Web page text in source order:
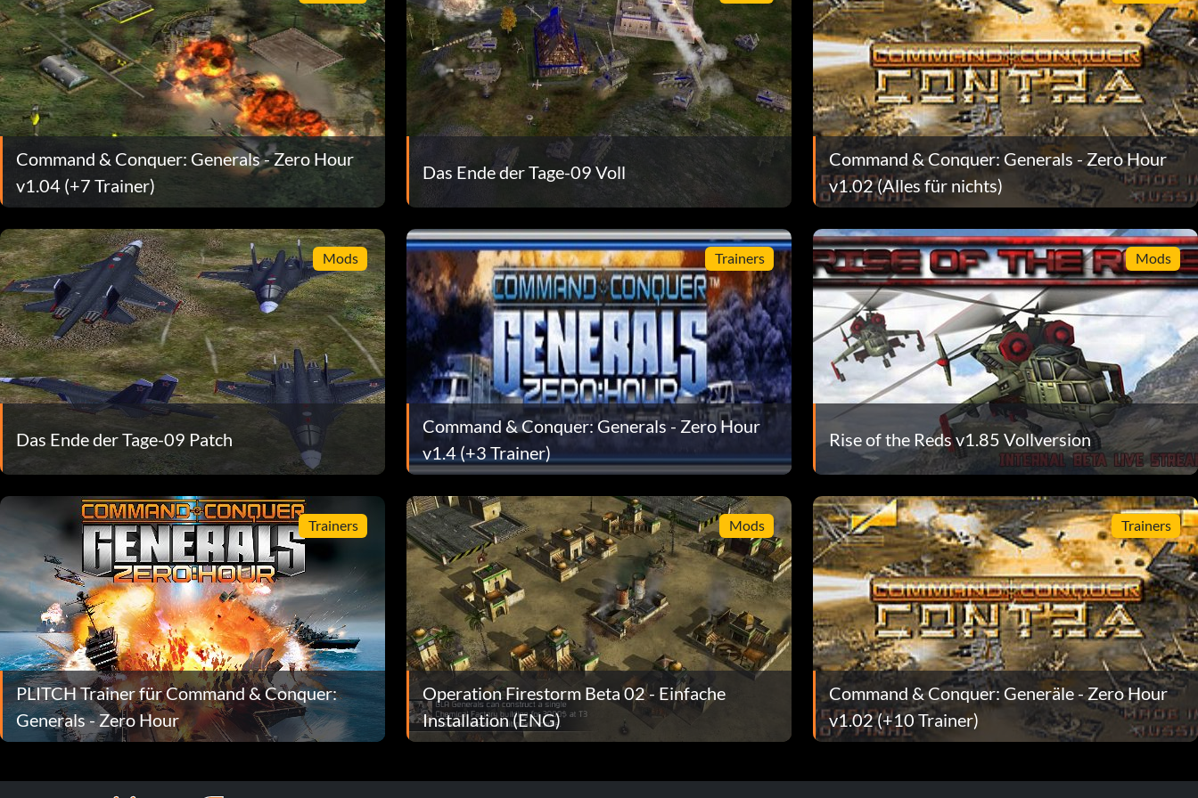
Command & Conquer: Generals - Zero Hour
v1.04 (+7 Trainer)
Das Ende der Tage-09 Voll
Command & Conquer: Generals - Zero Hour
v1.02 (Alles für nichts)
Mods
Das Ende der Tage-09 Patch
Trainers
Command & Conquer: Generals - Zero Hour
v1.4 (+3 Trainer)
Mods
Rise of the Reds v1.85 Vollversion
Trainers
PLITCH Trainer für Command & Conquer:
Generals - Zero Hour
Mods
Operation Firestorm Beta 02 - Einfache
Installation (ENG)
Trainers
Command & Conquer: Generäle - Zero Hour
v1.02 (+10 Trainer)